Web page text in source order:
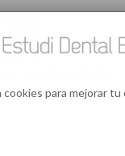
para mejorar tu